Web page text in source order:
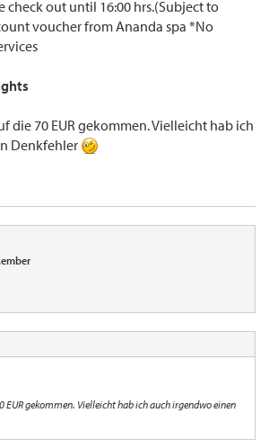
out until 16:00 hrs.(Subject to
voucher from Ananda spa *No
die 70 EUR gekommen. Vielleicht hab ich
Denkfehler
EUR gekommen. Vielleicht hab ich auch irgendwo einen